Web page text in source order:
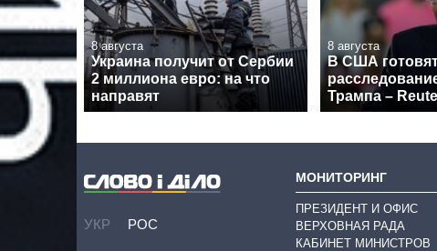
8 августа
Украина получит от Сербии
2 миллиона евро: на что
направят
8 августа
В США
Трампа –
УКР РОС
МОНИТОРИНГ
ПРЕЗИДЕНТ И ОФИС
ВЕРХОВНАЯ РАДА
КАБИНЕТ МИНИСТРОВ